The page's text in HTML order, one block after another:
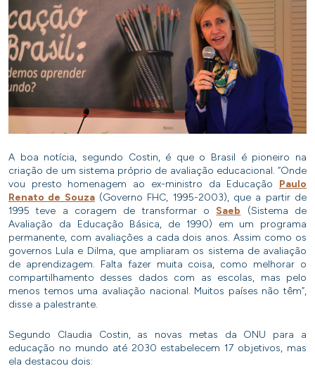
A boa notícia, segundo Costin, é que o Brasil é pioneiro na
criação de um sistema próprio de avaliação educacional. “Onde
vou presto homenagem ao ex-ministro da Educação Paulo
Renato de Souza(Governo FHC, 1995-2003), que a partir de
1995 teve a coragem de transformar o Saeb (Sistema de
Avaliação da Educação Básica, de 1990) em um programa
permanente, com avaliações a cada dois anos. Assim como os
governos Lula e Dilma, que ampliaram os sistema de avaliação
de aprendizagem. Falta fazer muita coisa, como melhorar o
compartilhamento desses dados com as escolas, mas pelo
menos temos uma avaliação nacional. Muitos países não têm”,
disse a palestrante.
Segundo Claudia Costin, as novas metas da ONU para a
educação no mundo até 2030 estabelecem 17 objetivos, mas
ela destacou dois: